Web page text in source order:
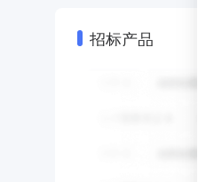
招标产品